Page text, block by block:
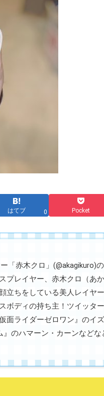
はてブ 0 Pocket
「赤木クロ」(@akagikuro)
プレイヤー、赤木クロ（あ
立ちをしている美人レイヤ
ボディの持ち主！ツイッタ
面ライダーゼロワン』のイ
のハマーン・カーンなど